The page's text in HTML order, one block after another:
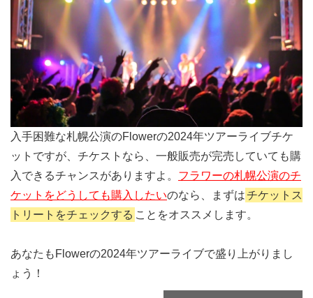
入手困難な札幌公演のFlowerの2024年ツアーライブチケ
ットですが、チケストなら、一般販売が完売していても購
入できるチャンスがありますよ。 フラワーの札幌公演のチ
ケットをどうしても購入したいのなら、まずはチケットス
トリートをチェックする ことをオススメします。
あなたもFlowerの2024年ツアーライブで盛り上がりまし
ょう！